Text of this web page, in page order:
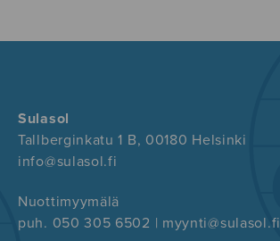
Sulasol
Tallberginkatu 1 B, 00180 Helsinki
info@sulasol.fi
Nuottimyymälä
puh. 050 305 6502 | myynti@sulasol.fi